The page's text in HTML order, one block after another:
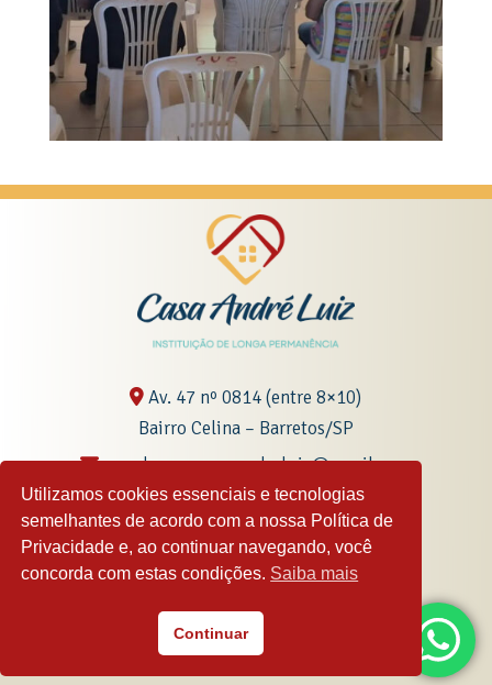
Av. 47 nº 0814 (entre 8×10)
Bairro Celina – Barretos/SP
coordenacaocasaandreluiz@gmail.com
(17) 3322-8330
(17) 99152-5815
Utilizamos cookies essenciais e tecnologias
semelhantes de acordo com a nossa Política de
Privacidade e, ao continuar navegando, você
concorda com estas condições. Saiba mais
Continuar